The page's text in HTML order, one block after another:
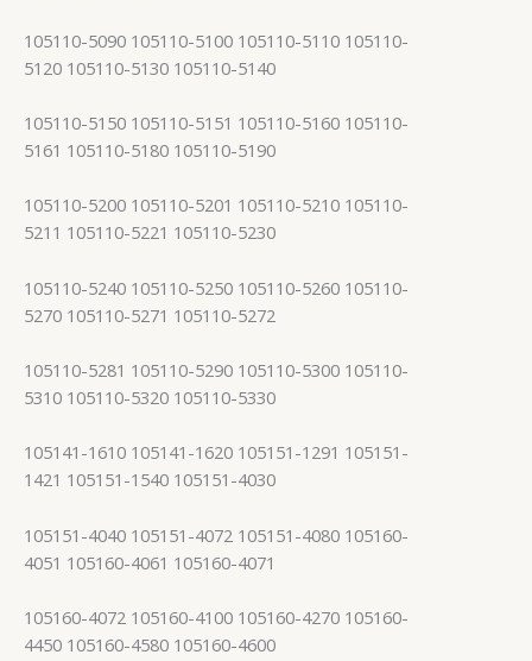
105110-5090 105110-5100 105110-5110 105110-
5120 105110-5130 105110-5140
105110-5150 105110-5151 105110-5160 105110-
5161 105110-5180 105110-5190
105110-5200 105110-5201 105110-5210 105110-
5211 105110-5221 105110-5230
105110-5240 105110-5250 105110-5260 105110-
5270 105110-5271 105110-5272
105110-5281 105110-5290 105110-5300 105110-
5310 105110-5320 105110-5330
105141-1610 105141-1620 105151-1291 105151-
1421 105151-1540 105151-4030
105151-4040 105151-4072 105151-4080 105160-
4051 105160-4061 105160-4071
105160-4072 105160-4100 105160-4270 105160-
4450 105160-4580 105160-4600